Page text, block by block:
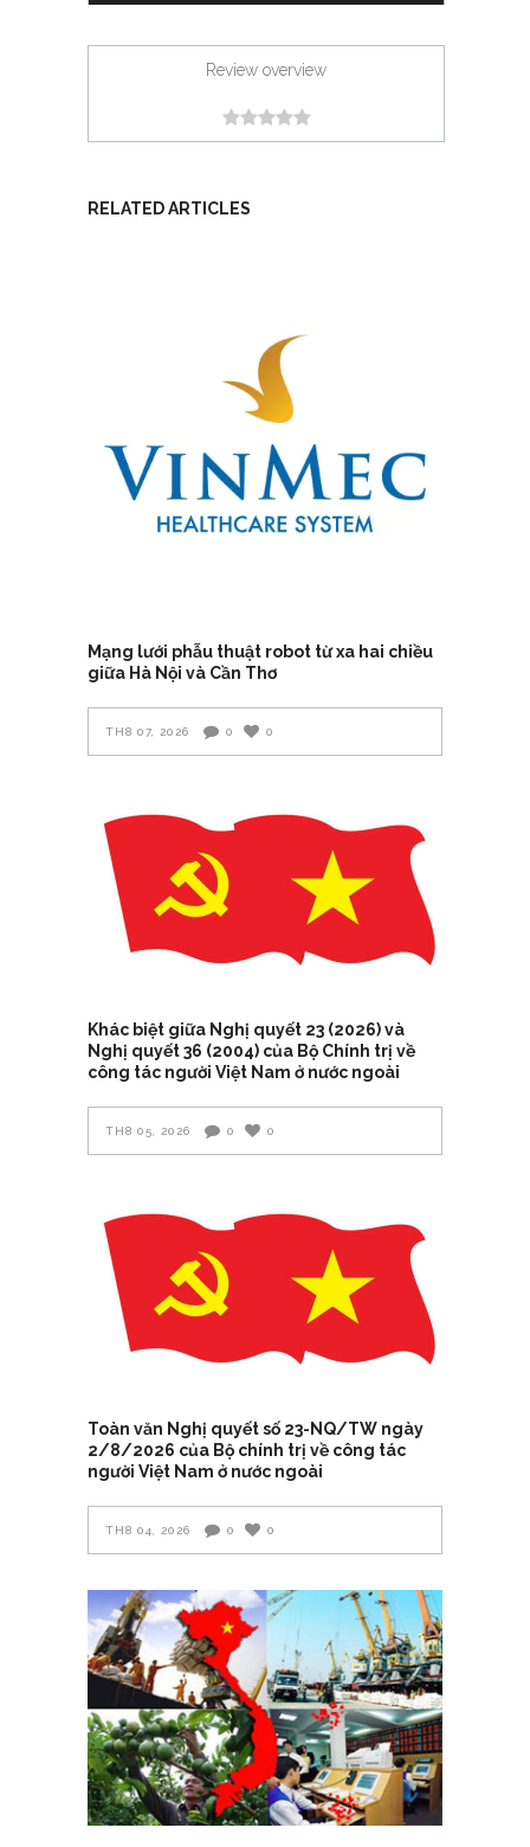
Review overview
RELATED ARTICLES
Mạng lưới phẫu thuật robot từ xa hai chiều
giữa Hà Nội và Cần Thơ
TH8 07, 2026 0 0
Khác biệt giữa Nghị quyết 23 (2026) và
Nghị quyết 36 (2004) của Bộ Chính trị về
công tác người Việt Nam ở nước ngoài
TH8 05, 2026 0 0
Toàn văn Nghị quyết số 23-NQ/TW ngày
2/8/2026 của Bộ chính trị về công tác
người Việt Nam ở nước ngoài
TH8 04, 2026 0 0